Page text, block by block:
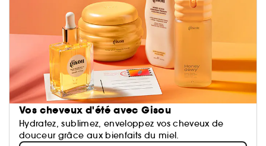
Vos cheveux d'été avec Gisou
Hydratez, sublimez, enveloppez vos cheveux de
douceur grâce aux bienfaits du miel.